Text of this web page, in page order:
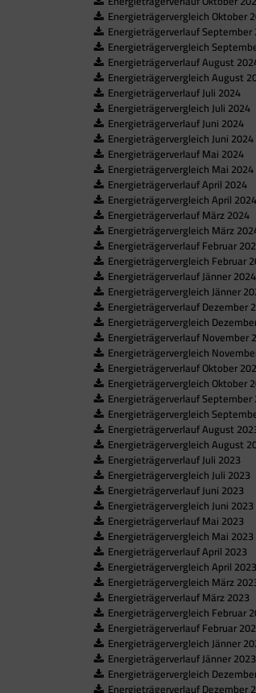
Energieträgervergleich Oktober
Energieträgerverlauf September
Energieträgervergleich
Energieträgerverlauf August
Energieträgervergleich August
Energieträgerverlauf Juli 2024
Energieträgervergleich Juli 2024
Energieträgerverlauf Juni 2024
Energieträgervergleich Juni 2024
Energieträgerverlauf Mai 2024
Energieträgervergleich Mai 2024
Energieträgerverlauf April 2024
Energieträgervergleich April 2024
Energieträgerverlauf März 2024
Energieträgervergleich März
Energieträgerverlauf Februar
Energieträgervergleich Februar
Energieträgerverlauf Jänner 2024
Energieträgervergleich Jänner
Energieträgerverlauf Dezember
Energieträgervergleich
Energieträgerverlauf November
Energieträgervergleich
Energieträgerverlauf Oktober
Energieträgervergleich Oktober
Energieträgerverlauf September
Energieträgervergleich
Energieträgerverlauf August
Energieträgervergleich August
Energieträgerverlauf Juli 2023
Energieträgervergleich Juli 2023
Energieträgerverlauf Juni 2023
Energieträgervergleich Juni 2023
Energieträgerverlauf Mai 2023
Energieträgervergleich Mai 2023
Energieträgerverlauf April 2023
Energieträgervergleich April 2023
Energieträgervergleich März
Energieträgerverlauf März 2023
Energieträgervergleich Februar
Energieträgerverlauf Februar
Energieträgervergleich Jänner
Energieträgerverlauf Jänner 2023
Energieträgervergleich